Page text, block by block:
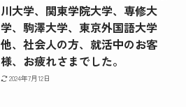
川大学、関東学院大学、専修大
学、駒澤大学、東京外国語大学
他、社会人の方、就活中のお客
様、お疲れさまでした。
2024年7月12日